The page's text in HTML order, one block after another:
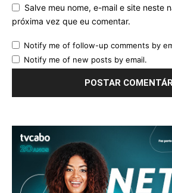
Salve meu nome, e-mail e site neste
próxima vez que eu comentar.
Notify me of follow-up comments by
Notify me of new posts by email.